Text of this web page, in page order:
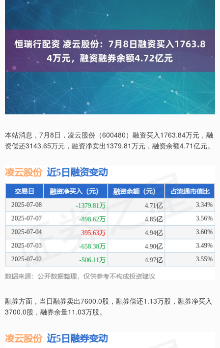
本站消息，7月8日，凌云股份（600480）融资买入1763.84万元，融
资偿还3143.65万元，融资净卖出1379.81万元，融资余额4.71亿元。
融券方面，当日融券卖出7600.0股，融券偿还1.13万股，融券净买入
3700.0股，融券余量11.03万股。